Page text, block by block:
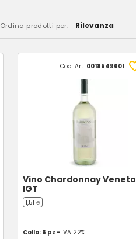
Ordina prodotti per: Rilevanza
Cod. Art. 0018549601
Vino Chardonnay Veneto
IGT
1,5l ℮
Collo: 6 pz - IVA 22%